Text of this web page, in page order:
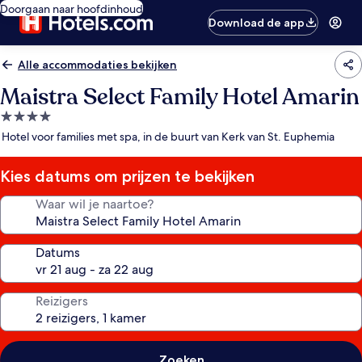
Doorgaan naar hoofdinhoud
Download de app
Alle accommodaties bekijken
Maistra Select Family Hotel Amarin
4.0-
sterrenaccommodatie
Hotel voor families met spa, in de buurt van Kerk van St. Euphemia
Kies datums om prijzen te bekijken
Waar wil je naartoe?
Datums
Reizigers